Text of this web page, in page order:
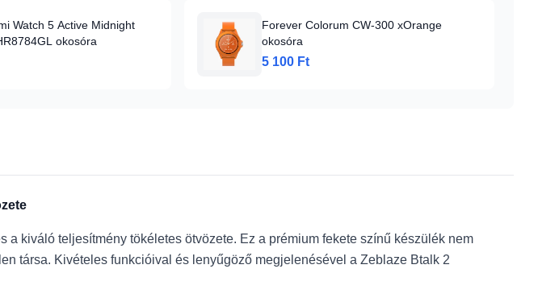
Watch 5 Active Midnight
okosóra
Forever Colorum CW-300 xOrange
okosóra
5 100 Ft
kiváló teljesítmény tökéletes ötvözete. Ez a prémium fekete színű készülék nem
társa. Kivételes funkcióival és lenyűgöző megjelenésével a Zeblaze Btalk 2